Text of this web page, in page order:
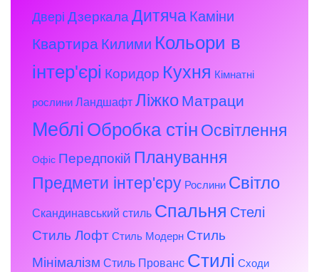
Двері ДзеркалаДитяча Каміни
Квартира Килими Кольори в
інтер'єрі Коридор Кухня Кімнатні
рослини Ландшафт Ліжко Матраци
Меблі Обробка стін Освітлення
Офіс Передпокій Планування
Предмети інтер'єру Рослини Світло
Скандинавський стиль Спальня Стелі
Стиль Лофт Стиль Модерн Стиль
Мінімалізм Стиль Прованс Стилі Сходи